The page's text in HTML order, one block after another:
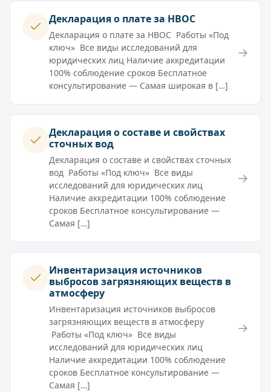
Декларация о плате за НВОС
Декларация о плате за НВОС Работы «Под
ключ» Все виды исследований для
юридических лиц Наличие аккредитации
100% соблюдение сроков Бесплатное
консультирование — Самая широкая в […]
→
Декларация о составе и свойствах
сточных вод
Декларация о составе и свойствах сточных
вод Работы «Под ключ» Все виды
исследований для юридических лиц
Наличие аккредитации 100% соблюдение
сроков Бесплатное консультирование —
Самая […]
→
Инвентаризация источников
выбросов загрязняющих веществ в
атмосферу
Инвентаризация источников выбросов
загрязняющих веществ в атмосферу
Работы «Под ключ» Все виды
исследований для юридических лиц
Наличие аккредитации 100% соблюдение
сроков Бесплатное консультирование —
Самая […]
→